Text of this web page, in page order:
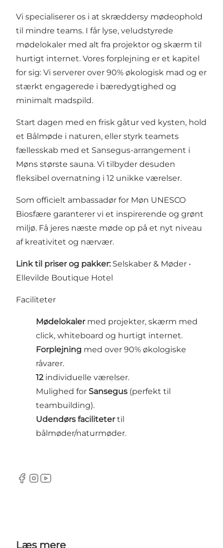
Vi specialiserer os i at skræddersy mødeophold
til mindre teams. I får lyse, veludstyrede
mødelokaler med alt fra projektor og skærm til
hurtigt internet. Vores forplejning er et kapitel
for sig: Vi serverer over 90% økologisk mad og er
stærkt engagerede i bæredygtighed og
minimalt madspild.
Start dagen med en frisk gåtur ved kysten, hold
et Bålmøde i naturen, eller styrk teamets
fællesskab med et Sansegus-arrangement i
Møns største sauna. Vi tilbyder desuden
fleksibel overnatning i 12 unikke værelser.
Som officielt ambassadør for Møn UNESCO
Biosfære garanterer vi et inspirerende og grønt
miljø. Få jeres næste møde op på et nyt niveau
af kreativitet og nærvær.
Link til priser og pakker: Selskaber & Møder •
Ellevilde Boutique Hotel
Faciliteter
Mødelokalermed projekter, skærm med
click, whiteboard og hurtigt internet.
Forplejning med over 90% økologiske
råvarer.
12individuelle værelser.
Mulighed for Sansegus (perfekt til
teambuilding).
Udendørs facilitetertil
bålmøder/naturmøder.
Facebook
Instagram
Youtube
Læs mere